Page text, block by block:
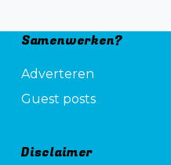
Samenwerken?
Adverteren
Guest posts
Disclaimer